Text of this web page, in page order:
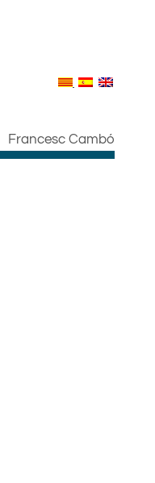
Francesc Cambó